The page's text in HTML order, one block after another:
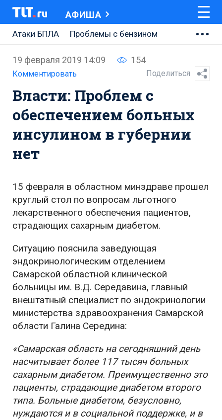
АФИША
Атаки БПЛА
Проблемы с бензином
АВТОВАЗ
Ремонт Центральной площади
Ремонт Обводного шоссе
Набережная Тольятти
Неделя Тольятти
19 февраля 2019 14:09 154
Комментировать Поделиться
Власти: Проблем с
обеспечением больных
инсулином в губернии
нет
15 февраля в областном минздраве прошел
круглый стол по вопросам льготного
лекарственного обеспечения пациентов,
страдающих сахарным диабетом.
Ситуацию пояснила заведующая
эндокринологическим отделением
Самарской областной клинической
больницы им. В.Д. Середавина, главный
внештатный специалист по эндокринологии
министерства здравоохранения Самарской
области Галина Середина:
«Самарская область на сегодняшний день
насчитывает более 117 тысяч больных
сахарным диабетом. Преимущественно это
пациенты, страдающие диабетом второго
типа. Больные диабетом, безусловно,
нуждаются и в социальной поддержке, и в